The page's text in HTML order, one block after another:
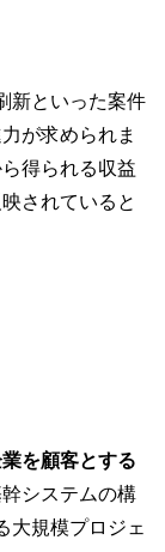
新といった案件
が求められま
得られる収益
されていると
を顧客とする
幹システムの構
大規模プロジェ